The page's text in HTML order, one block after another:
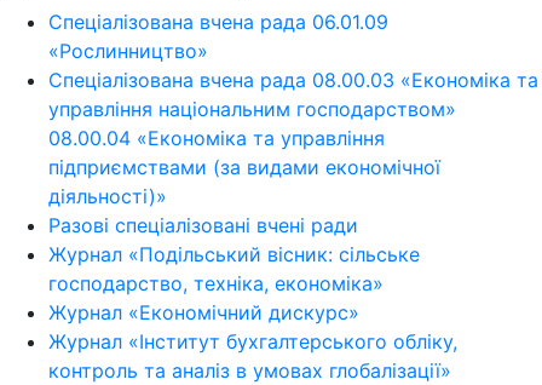
Спеціалізована вчена рада 06.01.09
«Рослинництво»
Спеціалізована вчена рада 08.00.03 «Економіка та
управління національним господарством»
08.00.04 «Економіка та управління
підприємствами (за видами економічної
діяльності)»
Разові спеціалізовані вчені ради
Журнал «Подільський вісник: сільське
господарство, техніка, економіка»
Журнал «Економічний дискурс»
Журнал «Інститут бухгалтерського обліку,
контроль та аналіз в умовах глобалізації»